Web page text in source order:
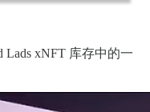
Lads xNFT 库存中的一